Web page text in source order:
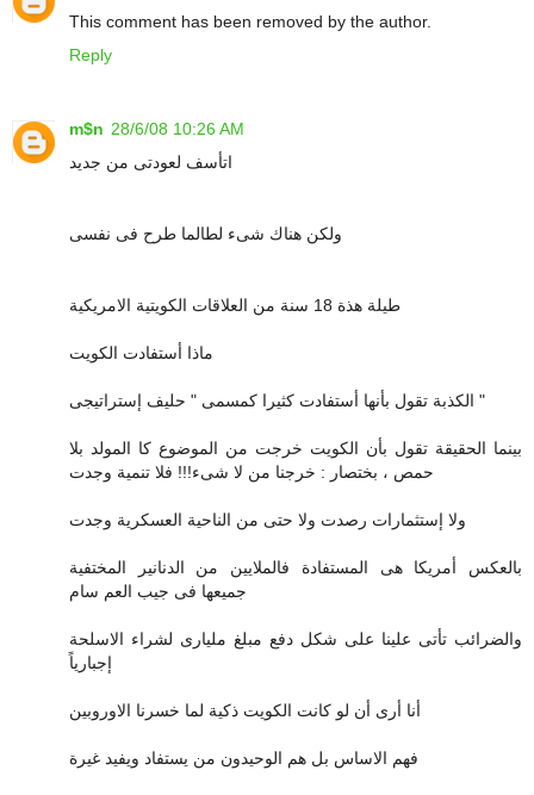
This comment has been removed by the author.
Reply
m$n 28/6/08 10:26 AM
اتأسف لعودتى من جديد
ولكن هناك شىء لطالما طرح فى نفسى
طيلة هذة 18 سنة من العلاقات الكويتية الامريكية
ماذا أستفادت الكويت
الكذبة تقول بأنها أستفادت كثيرا كمسمى " حليف إستراتيجى "
بينما الحقيقة تقول بأن الكويت خرجت من الموضوع كا المولد بلا
حمص ، بختصار : خرجنا من لا شىء!!! فلا تنمية وجدت
ولا إستثمارات رصدت ولا حتى من الناحية العسكرية وجدت
بالعكس أمريكا هى المستفادة فالملايين من الدنانير المختفية
جميعها فى جيب العم سام
والضرائب تأتى علينا على شكل دفع مبلغ مليارى لشراء الاسلحة
إجبارياً
أنا أرى أن لو كانت الكويت ذكية لما خسرنا الاوروبين
فهم الاساس بل هم الوحيدون من يستفاد ويفيد غيرة